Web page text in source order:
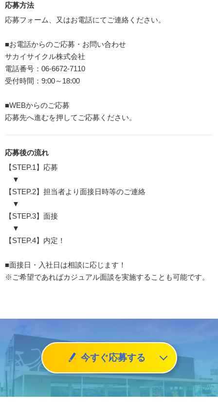
応募方法
応募フォーム、又はお電話にてご連絡ください。
■お電話からのご応募・お問い合わせ
サカイサイクル株式会社
電話番号：06-6672-7110
受付時間：9:00～18:00
■WEBからのご応募
応募先へ進むを押してご応募ください。
応募後の流れ
【STEP.1】応募
▼
【STEP.2】担当者より面接日時等のご連絡
▼
【STEP.3】面接
▼
【STEP.4】内定！
■面接日・入社日は相談に応じます！
※ご希望であればカジュアル面談を実施することも可能です。
今すぐ応募する